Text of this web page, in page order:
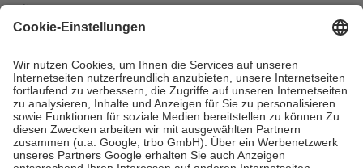
mit.
Grundsätzlich leisten Mitglieder Zuzahlungen in Höhe von zehn
höchstens zehn Euro.
Es sind jedoch nie mehr als die tatsächlichen
Kosten der Leistung zu entrichten.
Diese Regeln gelten grundsätzlich auch für Online-Apotheken.
Bei Heilmitteln und häuslicher Krankenpflege beträgt die
Zuzahlung zehn Prozent der Kosten sowie zehn Euro je
Verordnung.
Um das Engagement der Versicherten für ihre eigene Gesundheit zu